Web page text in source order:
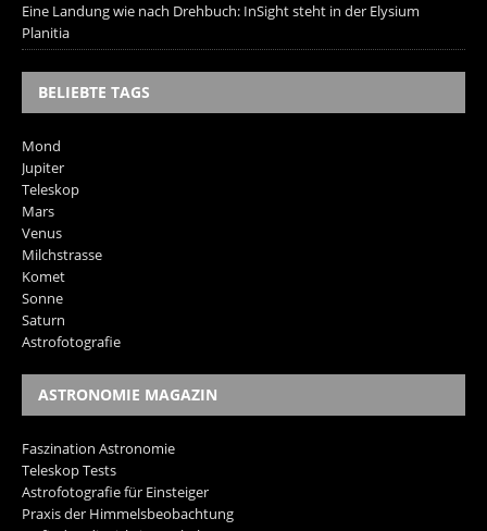
Eine Landung wie nach Drehbuch: InSight steht in der Elysium
Planitia
BELIEBTE TAGS
Mond
Jupiter
Teleskop
Mars
Venus
Milchstrasse
Komet
Sonne
Saturn
Astrofotografie
ASTRONOMIE MAGAZIN
Faszination Astronomie
Teleskop Tests
Astrofotografie für Einsteiger
Praxis der Himmelsbeobachtung